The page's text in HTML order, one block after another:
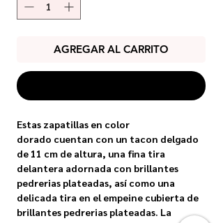
AGREGAR AL CARRITO
Estas zapatillas en color
dorado cuentan con un tacon delgado
de 11 cm de altura, una fina tira
delantera adornada con brillantes
pedrerias plateadas, así como una
delicada tira en el empeine cubierta de
brillantes pedrerias plateadas. La